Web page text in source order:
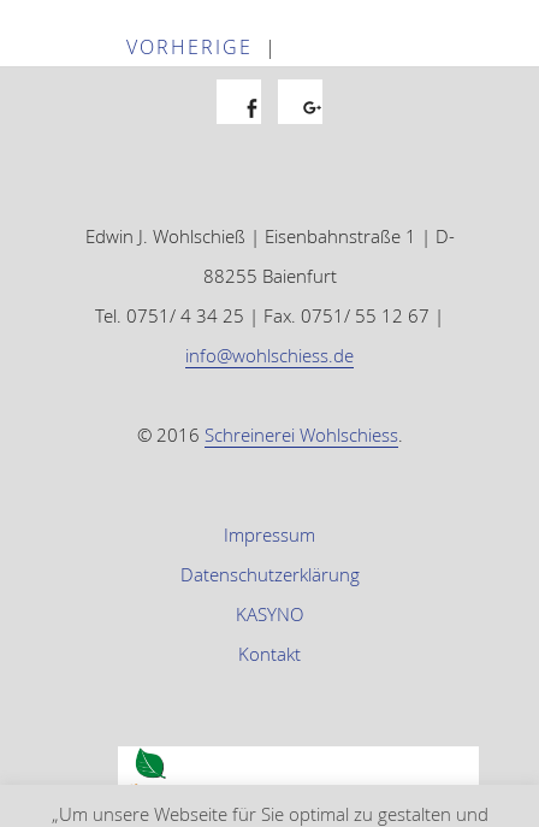
VORHERIGE |
Edwin J. Wohlschieß | Eisenbahnstraße 1 | D-
88255 Baienfurt
Tel. 0751/ 4 34 25 | Fax. 0751/ 55 12 67 |
info@wohlschiess.de
© 2016 Schreinerei Wohlschiess.
Impressum
Datenschutzerklärung
KASYNO
Kontakt
„Um unsere Webseite für Sie optimal zu gestalten und